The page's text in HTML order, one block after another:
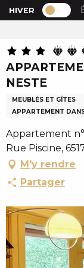
A
l
e
r
a
u
c
n
t
e
n
p
i
n
PAGE
HIVER
Accueil
NESTE
MEUBLÉS ET GÎTES
APPARTEMENT
Appartement
Rue Piscine,
M'y rendre
Partager